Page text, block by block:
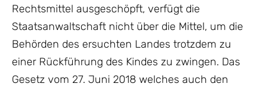
Rechtsmittel ausgeschöpft, verfügt die
Staatsanwaltschaft nicht über die Mittel, um die
Behörden des ersuchten Landes trotzdem zu
einer Rückführung des Kindes zu zwingen. Das
Gesetz vom 27. Juni 2018 welches auch den